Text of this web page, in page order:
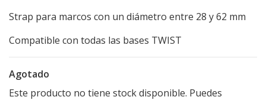
Strap para marcos con un diámetro entre 28 y 62 mm
Compatible con todas las bases TWIST
Agotado
Este producto no tiene stock disponible. Puedes